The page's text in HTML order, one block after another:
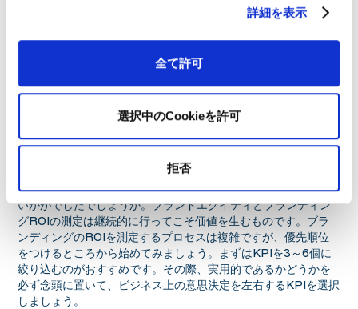
詳細を表示
全て許可
選択中のCookieを許可
拒否
ブランド評価
ファイナンスKPIは特にブランディングのROIを証明します。マ
ーケットシェア、売上高、収益性、事業評価額の増加、顧客獲
るかどうか明確に把握することができるのです。
いかがでしたでしょうか。ブランドエクイティとブランディン
グROIの測定は継続的に行ってこそ価値を生むものです。ブラ
ンディングのROIを測定するプロセスは複雑ですが、優先順位
をつけるところから始めてみましょう。まずはKPIを3～6個に
絞り込むのがおすすめです。その際、実用的であるかどうかを
必ず念頭に置いて、ビジネス上の意思決定を左右するKPIを選択
しましょう。